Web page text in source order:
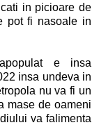
in picioare de
pot fi nasoale in
e insa
insa undeva in
nu va fi un
mase de oameni
va falimenta